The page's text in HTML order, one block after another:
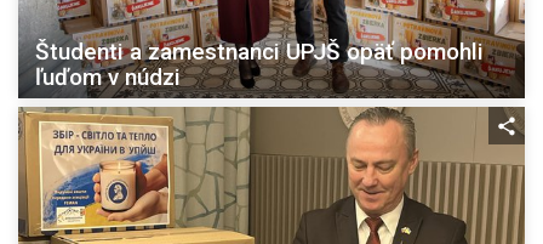
Študenti a zamestnanci UPJŠ opäť pomohli
ľuďom v núdzi